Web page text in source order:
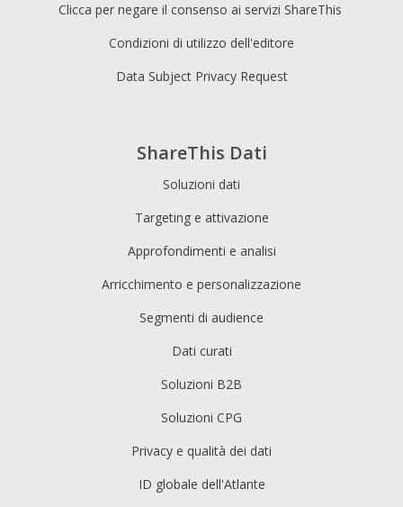
ShareThis Dati
Soluzioni dati
Targeting e attivazione
Approfondimenti e analisi
Arricchimento e personalizzazione
Segmenti di audience
Dati curati
Soluzioni B2B
Soluzioni CPG
Privacy e qualità dei dati
ID globale dell'Atlante
Clicca per negare il consenso ai servizi ShareThis
Condizioni di utilizzo dell'editore
Data Subject Privacy Request